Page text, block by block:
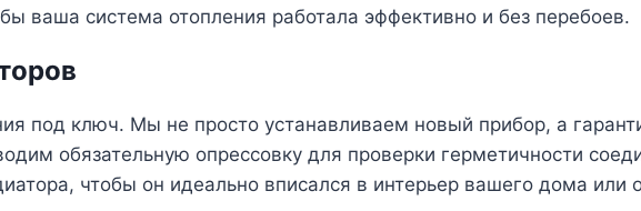
ваша система отопления работала эффективно и без перебоев.
под ключ. Мы не просто устанавливаем новый прибор, а
обязательную опрессовку для проверки герметичности
чтобы он идеально вписался в интерьер вашего дома или